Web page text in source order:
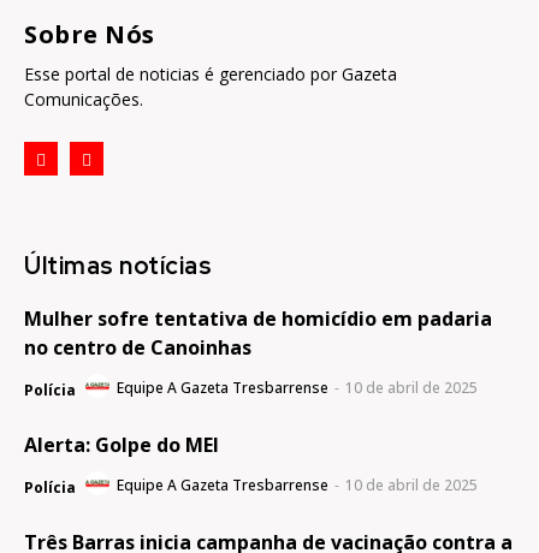
Sobre Nós
Esse portal de noticias é gerenciado por Gazeta
Comunicações.
Últimas notícias
Mulher sofre tentativa de homicídio em padaria
no centro de Canoinhas
Polícia Equipe A Gazeta Tresbarrense - 10 de abril de 2025
Alerta: Golpe do MEI
Polícia Equipe A Gazeta Tresbarrense - 10 de abril de 2025
Três Barras inicia campanha de vacinação contra a